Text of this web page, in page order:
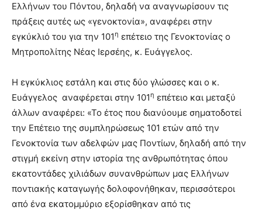
Ελλήνων του Πόντου, δηλαδή να αναγνωρίσουν τις
πράξεις αυτές ως «γενοκτονία», αναφέρει στην
εγκύκλιό του για την 101η επέτειο της Γενοκτονίας ο
Μητροπολίτης Νέας Ιερσέης, κ. Ευάγγελος.
Η εγκύκλιος εστάλη και στις δύο γλώσσες και ο κ.
Ευάγγελος αναφέρεται στην 101η επέτειο και μεταξύ
άλλων αναφέρει: «Το έτος που διανύουµε σηµατοδοτεί
την Επέτειο της συµπληρώσεως 101 ετών από την
Γενοκτονία των αδελφών µας Ποντίων, δηλαδή από την
στιγμή εκείνη στην ιστορία της ανθρωπότητας όπου
εκατοντάδες χιλιάδων συνανθρώπων µας Ελλήνων
ποντιακής καταγωγής δολοφονήθηκαν, περισσότεροι
από ένα εκατοµµύριο εξορίσθηκαν από τις